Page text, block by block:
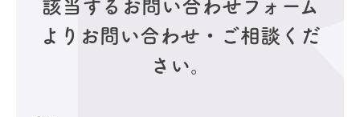
該当するお問い合わせフォーム
より お問い合わせ・ご相談くだ
さい。